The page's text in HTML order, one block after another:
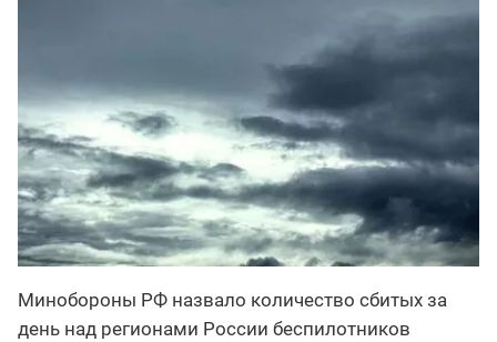
Минобороны РФ назвало количество сбитых за
день над регионами России беспилотников